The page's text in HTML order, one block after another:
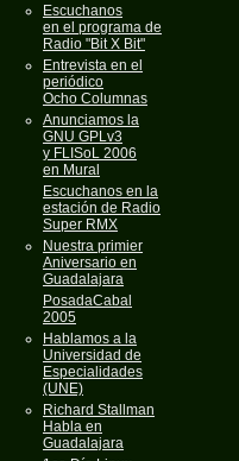
Escuchanos
en el programa de
Radio "Bit X Bit"
Entrevista en el
periódico
Ocho Columnas
Anunciamos la
GNU GPLv3
y FLISoL 2006
en Mural
Escuchanos en la
estación de Radio
Super RMX
Nuestra primier
Aniversario en
Guadalajara
PosadaCabal
2005
Hablamos a la
Universidad de
Especialidades
(UNE)
Richard Stallman
Habla en
Guadalajara